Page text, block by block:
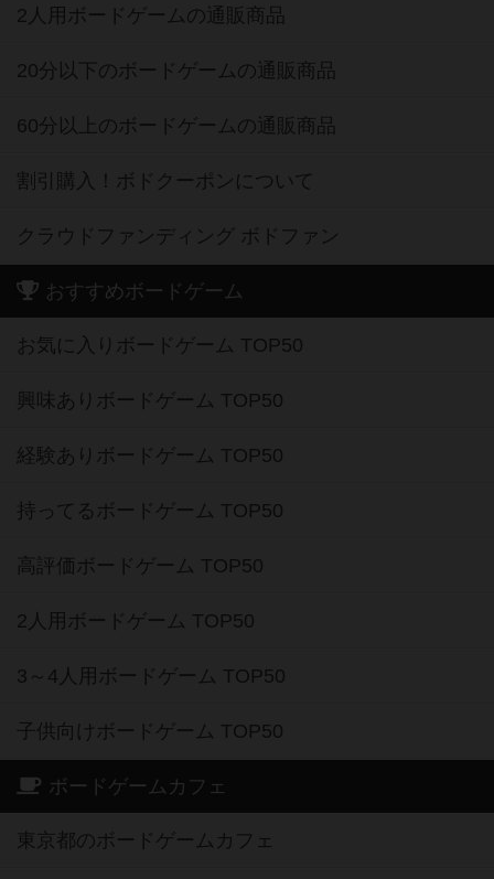
2人用ボードゲームの通販商品
20分以下のボードゲームの通販商品
60分以上のボードゲームの通販商品
割引購入！ボドクーポンについて
クラウドファンディング ボドファン
おすすめボードゲーム
お気に入りボードゲーム TOP50
興味ありボードゲーム TOP50
経験ありボードゲーム TOP50
持ってるボードゲーム TOP50
高評価ボードゲーム TOP50
2人用ボードゲーム TOP50
3～4人用ボードゲーム TOP50
子供向けボードゲーム TOP50
ボードゲームカフェ
東京都のボードゲームカフェ